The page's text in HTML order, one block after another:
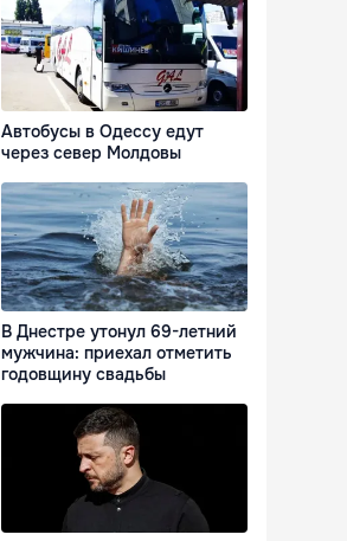
Автобусы в Одессу едут
через север Молдовы
В Днестре утонул 69-летний
мужчина: приехал отметить
годовщину свадьбы